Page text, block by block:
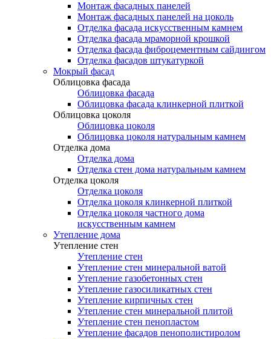
Монтаж фасадных панелей
Монтаж фасадных панелей на цоколь
Отделка фасада искусственным камнем
Отделка фасада мраморной крошкой
Отделка фасада фиброцементным сайдингом
Отделка фасадов штукатуркой
Мокрый фасад
Облицовка фасада
Облицовка фасада
Облицовка фасада клинкерной плиткой
Облицовка цоколя
Облицовка цоколя
Облицовка цоколя натуральным камнем
Отделка дома
Отделка дома
Отделка стен дома натуральным камнем
Отделка цоколя
Отделка цоколя
Отделка цоколя клинкерной плиткой
Отделка цоколя частного дома
искусственным камнем
Утепление дома
Утепление стен
Утепление стен
Утепление стен минеральной ватой
Утепление газобетонных стен
Утепление газосиликатных стен
Утепление кирпичных стен
Утепление стен минеральной плитой
Утепление стен пенопластом
Утепление фасадов пенополистиролом